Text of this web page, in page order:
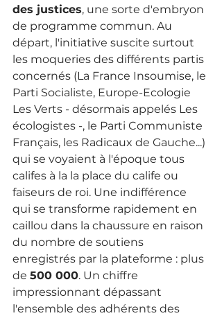
des justices, une sorte d'embryon
de programme commun. Au
départ, l'initiative suscite surtout
les moqueries des différents partis
concernés (La France Insoumise, le
Parti Socialiste, Europe-Ecologie
Les Verts - désormais appelés Les
écologistes -, le Parti Communiste
Français, les Radicaux de Gauche...)
qui se voyaient à l'époque tous
califes à la la place du calife ou
faiseurs de roi. Une indifférence
qui se transforme rapidement en
caillou dans la chaussure en raison
du nombre de soutiens
enregistrés par la plateforme : plus
de 500 000. Un chiffre
impressionnant dépassant
l'ensemble des adhérents des